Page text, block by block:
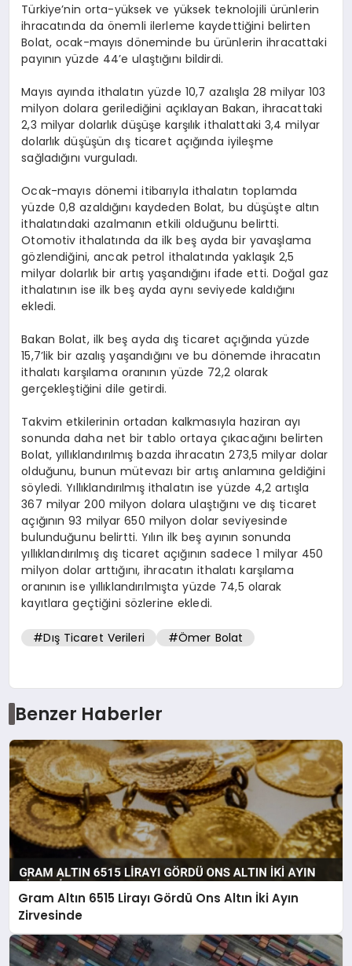
Türkiye’nin orta-yüksek ve yüksek teknolojili ürünlerin
ihracatında da önemli ilerleme kaydettiğini belirten
Bolat, ocak-mayıs döneminde bu ürünlerin ihracattaki
payının yüzde 44’e ulaştığını bildirdi.
Mayıs ayında ithalatın yüzde 10,7 azalışla 28 milyar 103
milyon dolara gerilediğini açıklayan Bakan, ihracattaki
2,3 milyar dolarlık düşüşe karşılık ithalattaki 3,4 milyar
dolarlık düşüşün dış ticaret açığında iyileşme
sağladığını vurguladı.
Ocak-mayıs dönemi itibarıyla ithalatın toplamda
yüzde 0,8 azaldığını kaydeden Bolat, bu düşüşte altın
ithalatındaki azalmanın etkili olduğunu belirtti.
Otomotiv ithalatında da ilk beş ayda bir yavaşlama
gözlendiğini, ancak petrol ithalatında yaklaşık 2,5
milyar dolarlık bir artış yaşandığını ifade etti. Doğal gaz
ithalatının ise ilk beş ayda aynı seviyede kaldığını
ekledi.
Bakan Bolat, ilk beş ayda dış ticaret açığında yüzde
15,7’lik bir azalış yaşandığını ve bu dönemde ihracatın
ithalatı karşılama oranının yüzde 72,2 olarak
gerçekleştiğini dile getirdi.
Takvim etkilerinin ortadan kalkmasıyla haziran ayı
sonunda daha net bir tablo ortaya çıkacağını belirten
Bolat, yıllıklandırılmış bazda ihracatın 273,5 milyar dolar
olduğunu, bunun mütevazı bir artış anlamına geldiğini
söyledi. Yıllıklandırılmış ithalatın ise yüzde 4,2 artışla
367 milyar 200 milyon dolara ulaştığını ve dış ticaret
açığının 93 milyar 650 milyon dolar seviyesinde
bulunduğunu belirtti. Yılın ilk beş ayının sonunda
yıllıklandırılmış dış ticaret açığının sadece 1 milyar 450
milyon dolar arttığını, ihracatın ithalatı karşılama
oranının ise yıllıklandırılmışta yüzde 74,5 olarak
kayıtlara geçtiğini sözlerine ekledi.
#Dış Ticaret Verileri #Ömer Bolat
Benzer Haberler
Gram Altın 6515 Lirayı Gördü Ons Altın İki Ayın
Zirvesinde